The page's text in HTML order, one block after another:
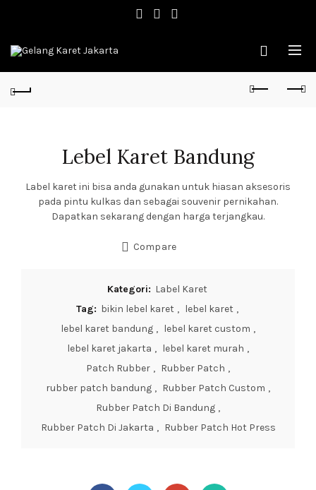
Lebel Karet Bandung
Label karet ini bisa anda gunakan untuk hiasan aksesoris
pada pintu kulkas dan sebagai souvenir pernikahan.
Dapatkan sekarang dengan harga terjangkau.
Compare
Kategori: Label Karet
Tag: bikin lebel karet , lebel karet ,
lebel karet bandung , lebel karet custom ,
lebel karet jakarta , lebel karet murah ,
Patch Rubber , Rubber Patch ,
rubber patch bandung , Rubber Patch Custom ,
Rubber Patch Di Bandung ,
Rubber Patch Di Jakarta , Rubber Patch Hot Press